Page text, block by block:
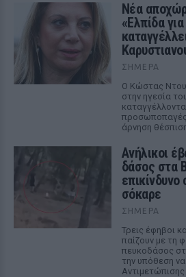
Νέα
«Ελπίδα
ΣΉΜΕΡΑ
Ο Κώστας
στην ηγεσία
προσωποπαγές
άρνηση
Ανήλικοι
δάσος στα
σόκαρε
ΣΉΜΕΡΑ
Τρεις έφηβοι
παίζουν με τη
πευκοδάσος
την υπόθεση